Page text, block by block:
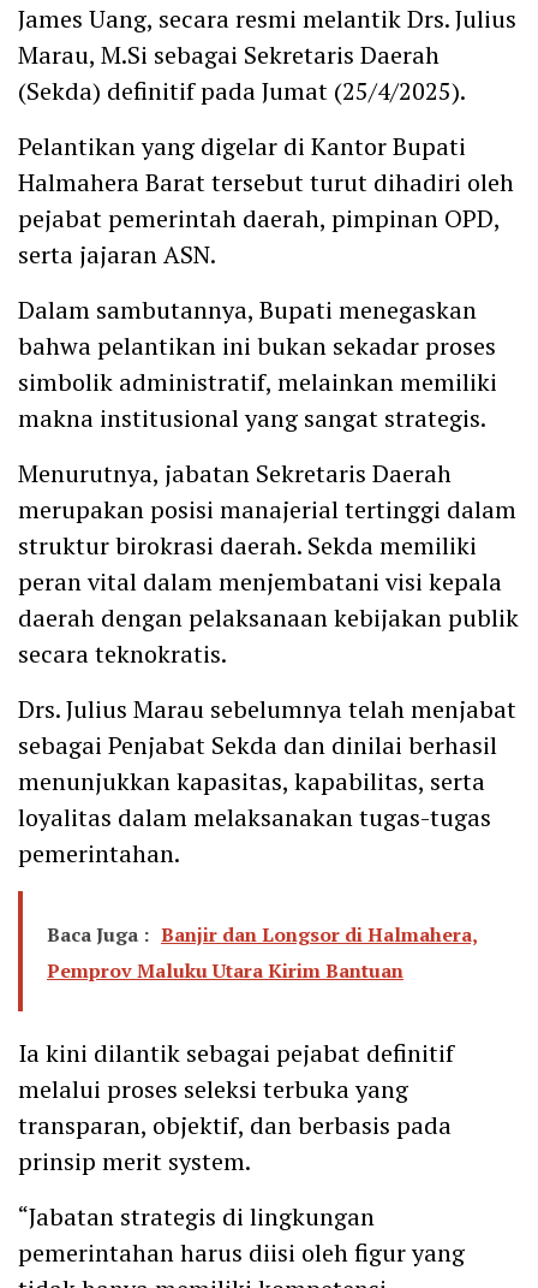
James Uang, secara resmi melantik Drs. Julius
Marau, M.Si sebagai Sekretaris Daerah
(Sekda) definitif pada Jumat (25/4/2025).
Pelantikan yang digelar di Kantor Bupati
Halmahera Barat tersebut turut dihadiri oleh
pejabat pemerintah daerah, pimpinan OPD,
serta jajaran ASN.
Dalam sambutannya, Bupati menegaskan
bahwa pelantikan ini bukan sekadar proses
simbolik administratif, melainkan memiliki
makna institusional yang sangat strategis.
Menurutnya, jabatan Sekretaris Daerah
merupakan posisi manajerial tertinggi dalam
struktur birokrasi daerah. Sekda memiliki
peran vital dalam menjembatani visi kepala
daerah dengan pelaksanaan kebijakan publik
secara teknokratis.
Drs. Julius Marau sebelumnya telah menjabat
sebagai Penjabat Sekda dan dinilai berhasil
menunjukkan kapasitas, kapabilitas, serta
loyalitas dalam melaksanakan tugas-tugas
pemerintahan.
Baca Juga : Banjir dan Longsor di Halmahera,
Pemprov Maluku Utara Kirim Bantuan
Ia kini dilantik sebagai pejabat definitif
melalui proses seleksi terbuka yang
transparan, objektif, dan berbasis pada
prinsip merit system.
“Jabatan strategis di lingkungan
pemerintahan harus diisi oleh figur yang